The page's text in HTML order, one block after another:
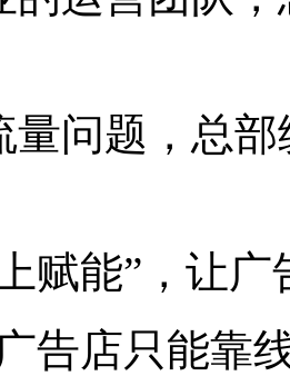
量问题，总
上赋能”，让
告店只能靠